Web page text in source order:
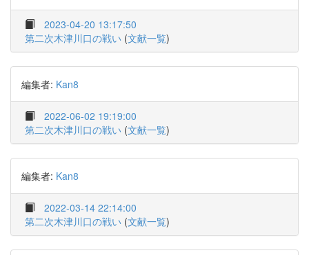
2023-04-20 13:17:50
第二次木津川口の戦い (文献一覧)
編集者: Kan8
2022-06-02 19:19:00
第二次木津川口の戦い (文献一覧)
編集者: Kan8
2022-03-14 22:14:00
第二次木津川口の戦い (文献一覧)